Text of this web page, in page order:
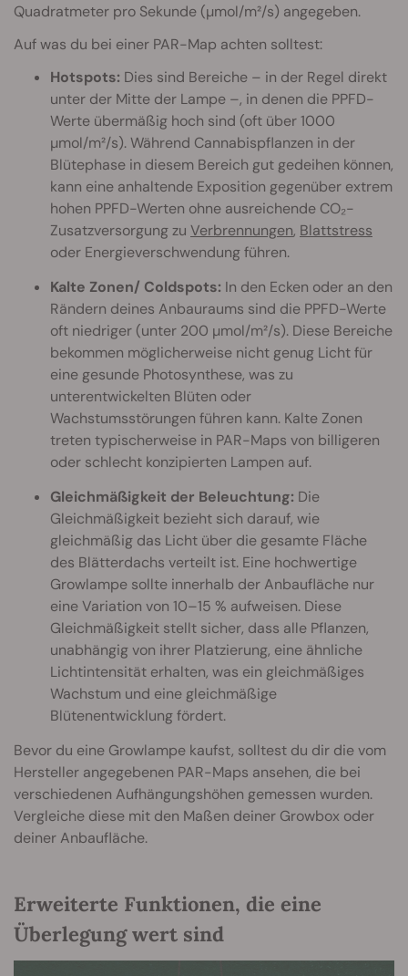
Quadratmeter pro Sekunde (µmol/m²/s) angegeben.
Auf was du bei einer PAR-Map achten solltest:
Hotspots: Dies sind Bereiche – in der Regel direkt
unter der Mitte der Lampe –, in denen die PPFD-
Werte übermäßig hoch sind (oft über 1000
µmol/m²/s). Während Cannabispflanzen in der
Blütephase in diesem Bereich gut gedeihen können,
kann eine anhaltende Exposition gegenüber extrem
hohen PPFD-Werten ohne ausreichende CO₂-
Zusatzversorgung zu Verbrennungen, Blattstress
oder Energieverschwendung führen.
Kalte Zonen/ Coldspots: In den Ecken oder an den
Rändern deines Anbauraums sind die PPFD-Werte
oft niedriger (unter 200 µmol/m²/s). Diese Bereiche
bekommen möglicherweise nicht genug Licht für
eine gesunde Photosynthese, was zu
unterentwickelten Blüten oder
Wachstumsstörungen führen kann. Kalte Zonen
treten typischerweise in PAR-Maps von billigeren
oder schlecht konzipierten Lampen auf.
Gleichmäßigkeit der Beleuchtung: Die
Gleichmäßigkeit bezieht sich darauf, wie
gleichmäßig das Licht über die gesamte Fläche
des Blätterdachs verteilt ist. Eine hochwertige
Growlampe sollte innerhalb der Anbaufläche nur
eine Variation von 10–15 % aufweisen. Diese
Gleichmäßigkeit stellt sicher, dass alle Pflanzen,
unabhängig von ihrer Platzierung, eine ähnliche
Lichtintensität erhalten, was ein gleichmäßiges
Wachstum und eine gleichmäßige
Blütenentwicklung fördert.
Bevor du eine Growlampe kaufst, solltest du dir die vom
Hersteller angegebenen PAR-Maps ansehen, die bei
verschiedenen Aufhängungshöhen gemessen wurden.
Vergleiche diese mit den Maßen deiner Growbox oder
deiner Anbaufläche.
Erweiterte Funktionen, die eine
Überlegung wert sind